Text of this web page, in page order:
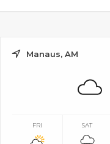
Manaus, AM
FRI SAT